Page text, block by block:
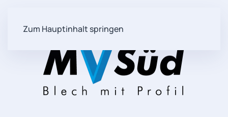
Zum Hauptinhalt springen